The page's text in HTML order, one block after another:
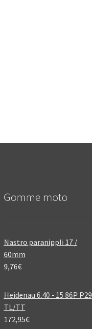
Gomme moto
Nastro paranippli 17 /
60mm
9,76€
Heidenau 6.40 - 15 86P P29
TL/TT
172,95€